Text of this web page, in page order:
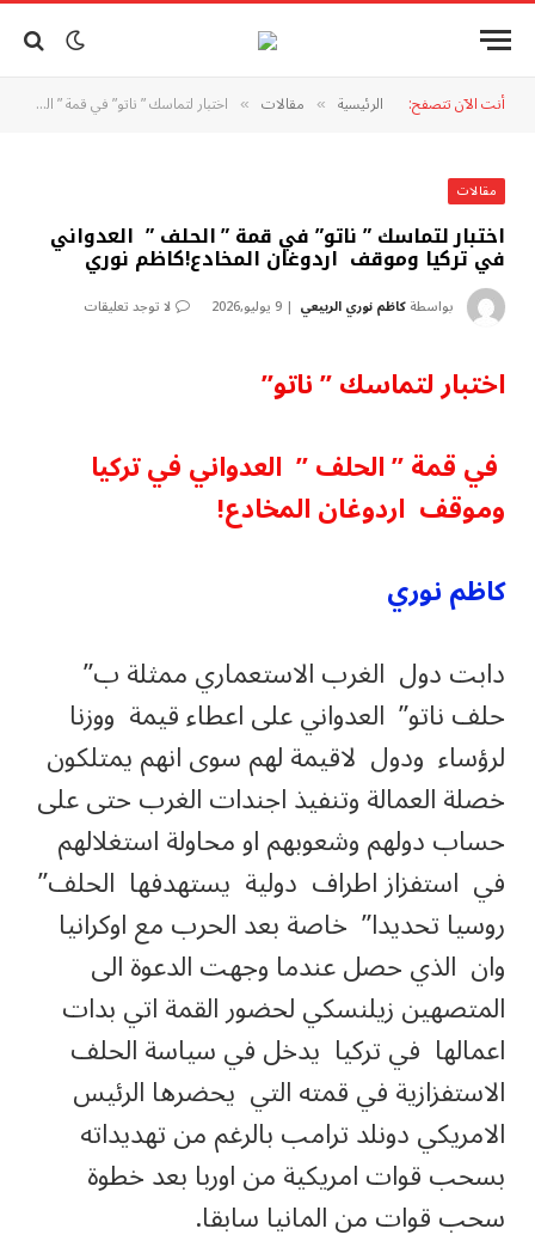
أنت الآن تتصفح: الرئيسية » مقالات » اختبار لتماسك ” ناتو” في قمة ” الحلف ” العدواني في تركيا وموقف اردوغان المخادع!كاظم نوري
مقالات
اختبار لتماسك ” ناتو” في قمة ” الحلف ” العدواني
في تركيا وموقف اردوغان المخادع!كاظم نوري
بواسطةكاظم نوري الربيعي 9 يوليو,2026 لا توجد تعليقات
اختبار لتماسك ” ناتو”
في قمة ” الحلف ” العدواني في تركيا
وموقف اردوغان المخادع!
كاظم نوري
دابت دول الغرب الاستعماري ممثلة ب”
حلف ناتو” العدواني على اعطاء قيمة ووزنا
لرؤساء ودول لاقيمة لهم سوى انهم يمتلكون
خصلة العمالة وتنفيذ اجندات الغرب حتى على
حساب دولهم وشعوبهم او محاولة استغلالهم
في استفزاز اطراف دولية يستهدفها الحلف”
روسيا تحديدا” خاصة بعد الحرب مع اوكرانيا
وان الذي حصل عندما وجهت الدعوة الى
المتصهين زيلنسكي لحضور القمة اتي بدات
اعمالها في تركيا يدخل في سياسة الحلف
الاستفزازية في قمته التي يحضرها الرئيس
الامريكي دونلد ترامب بالرغم من تهديداته
بسحب قوات امريكية من اوربا بعد خطوة
سحب قوات من المانيا سابقا.